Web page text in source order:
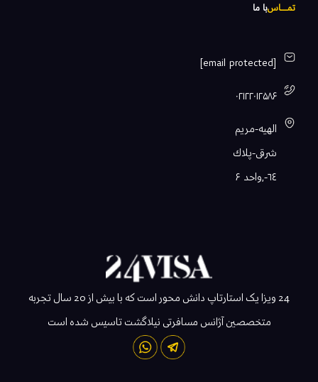
تمـــــاسبا ما
[email protected]
۰۲۱۲۲۰۱۲۵۸۶
الهيه-مريم
شرقى-پلاك
٦٤-,واحد ۶
24 ویزا یک استارتاپ دانش محور است که با بیش از 20 سال تجربه
متخصصین آژانس مسافرتی نیلاگشت تاسیس شده است